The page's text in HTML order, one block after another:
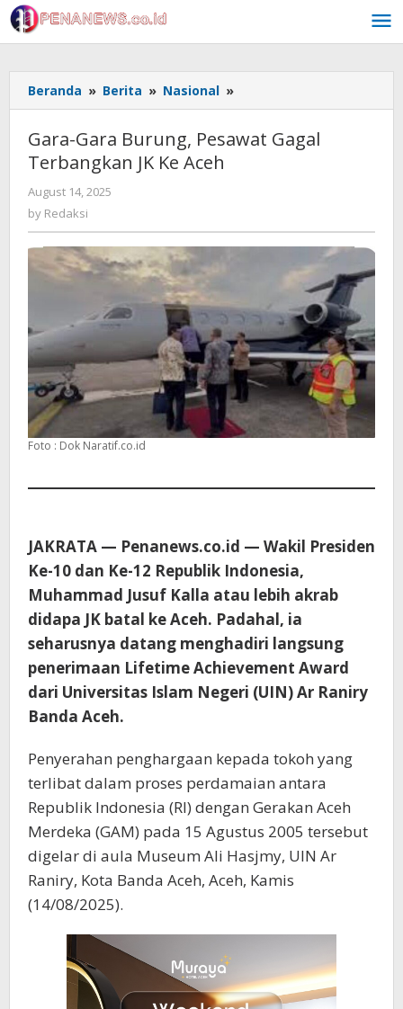
Skip
to
content
Beranda » Berita » Nasional »
Gara
Pesawat
Gara-Gara Burung, Pesawat Gagal
Terbangkan JK Ke Aceh
August 14, 2025
by Redaksi
Foto : Dok Naratif.co.id
JAKRATA — Penanews.co.id — Wakil Presiden
Ke-10 dan Ke-12 Republik Indonesia,
Muhammad Jusuf Kalla atau lebih akrab
didapa JK batal ke Aceh. Padahal, ia
seharusnya datang menghadiri langsung
penerimaan Lifetime Achievement Award
dari Universitas Islam Negeri (UIN) Ar Raniry
Banda Aceh.
Penyerahan penghargaan kepada tokoh yang
terlibat dalam proses perdamaian antara
Republik Indonesia (RI) dengan Gerakan Aceh
Merdeka (GAM) pada 15 Agustus 2005 tersebut
digelar di aula Museum Ali Hasjmy, UIN Ar
Raniry, Kota Banda Aceh, Aceh, Kamis
(14/08/2025).